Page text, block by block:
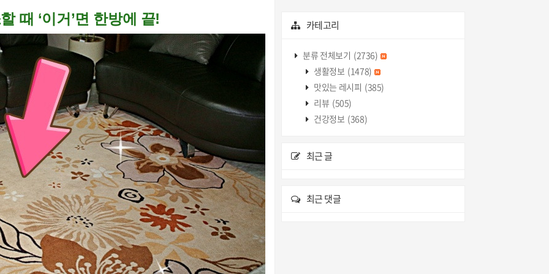
때 ‘이거’면 한방에 끝! 카테고리
분류 전체보기 (2736)
생활정보 (1478)
맛있는 레시피 (385)
리뷰 (505)
건강정보 (368)
최근 글
최근 댓글